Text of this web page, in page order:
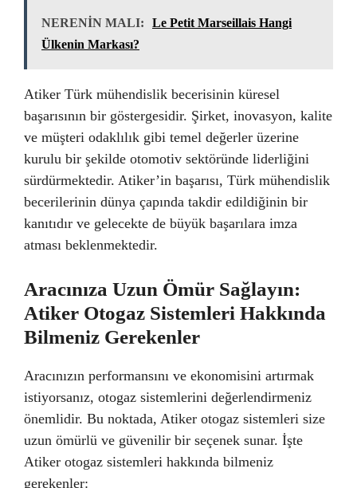
NERENİN MALI:
Le Petit Marseillais Hangi
Ülkenin Markası?
Atiker Türk mühendislik becerisinin küresel
başarısının bir göstergesidir. Şirket, inovasyon, kalite
ve müşteri odaklılık gibi temel değerler üzerine
kurulu bir şekilde otomotiv sektöründe liderliğini
sürdürmektedir. Atiker’in başarısı, Türk mühendislik
becerilerinin dünya çapında takdir edildiğinin bir
kanıtıdır ve gelecekte de büyük başarılara imza
atması beklenmektedir.
Aracınıza Uzun Ömür Sağlayın:
Atiker Otogaz Sistemleri Hakkında
Bilmeniz Gerekenler
Aracınızın performansını ve ekonomisini artırmak
istiyorsanız, otogaz sistemlerini değerlendirmeniz
önemlidir. Bu noktada, Atiker otogaz sistemleri size
uzun ömürlü ve güvenilir bir seçenek sunar. İşte
Atiker otogaz sistemleri hakkında bilmeniz
gerekenler: